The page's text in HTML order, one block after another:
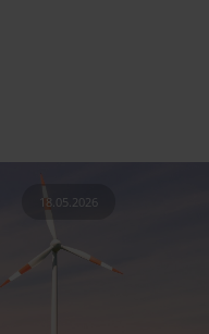
18.05.2026